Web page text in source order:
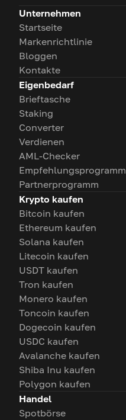
Unternehmen
Startseite
Markenrichtlinie
Bloggen
Kontakte
Eigenbedarf
Brieftasche
Staking
Converter
Verdienen
AML-Checker
Empfehlungsprogramm
Partnerprogramm
Krypto kaufen
Bitcoin kaufen
Ethereum kaufen
Solana kaufen
Litecoin kaufen
USDT kaufen
Tron kaufen
Monero kaufen
Toncoin kaufen
Dogecoin kaufen
USDC kaufen
Avalanche kaufen
Shiba Inu kaufen
Polygon kaufen
Handel
Spotbörse